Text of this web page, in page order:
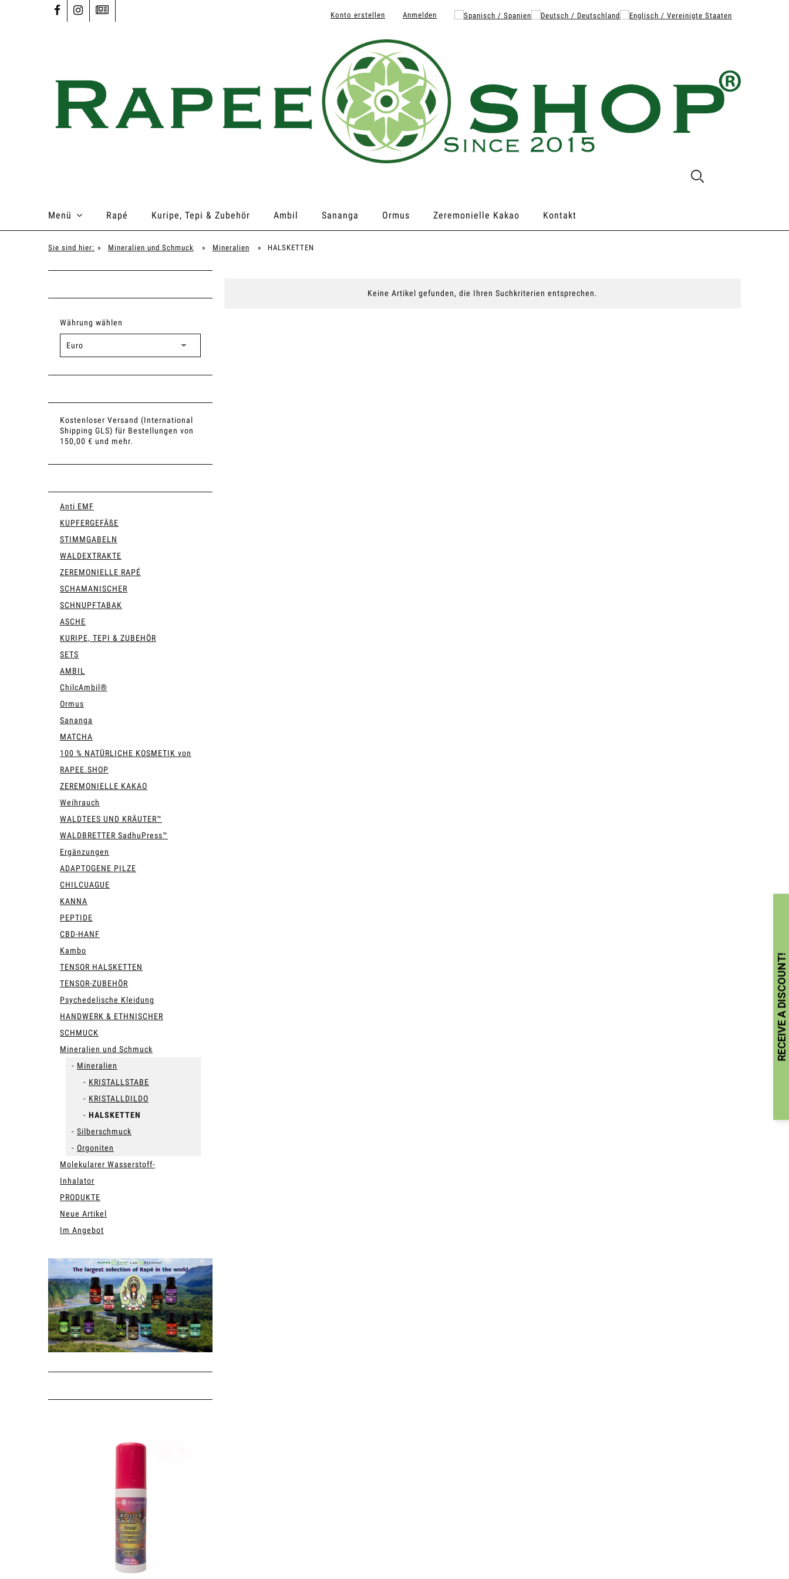
Konto erstellen Anmelden
Menü Rapé Kuripe, Tepi & Zubehör Ambil Sananga Ormus Zeremonielle Kakao Kontakt
Sie sind hier: » Mineralien und Schmuck » Mineralien » HALSKETTEN
Währung wählen
Kostenloser Versand (International
Shipping GLS) für Bestellungen von
150,00 € und mehr.
Anti EMF
KUPFERGEFÄßE
STIMMGABELN
WALDEXTRAKTE
ZEREMONIELLE RAPÉ
SCHAMANISCHER
SCHNUPFTABAK
ASCHE
KURIPE, TEPI & ZUBEHÖR
SETS
AMBIL
ChilcAmbil®
Ormus
Sananga
MATCHA
100 % NATÜRLICHE KOSMETIK von
RAPEE.SHOP
ZEREMONIELLE KAKAO
Weihrauch
WALDTEES UND KRÄUTER™
WALDBRETTER SadhuPress™
Ergänzungen
ADAPTOGENE PILZE
CHILCUAGUE
KANNA
PEPTIDE
CBD-HANF
Kambo
TENSOR HALSKETTEN
TENSOR-ZUBEHÖR
Psychedelische Kleidung
HANDWERK & ETHNISCHER
SCHMUCK
Mineralien und Schmuck
Mineralien
KRISTALLSTABE
KRISTALLDILDO
HALSKETTEN
Silberschmuck
Orgoniten
Molekularer Wasserstoff-
Inhalator
PRODUKTE
Neue Artikel
Im Angebot
Keine Artikel gefunden, die Ihren Suchkriterien entsprechen.